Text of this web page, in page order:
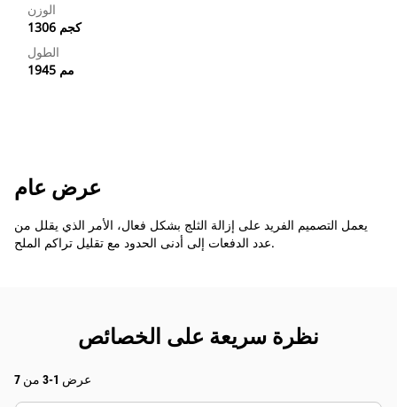
الوزن
1306 كجم
الطول
1945 مم
عرض عام
يعمل التصميم الفريد على إزالة الثلج بشكل فعال، الأمر الذي يقلل من
عدد الدفعات إلى أدنى الحدود مع تقليل تراكم الملح.
نظرة سريعة على الخصائص
عرض 1-3 من 7